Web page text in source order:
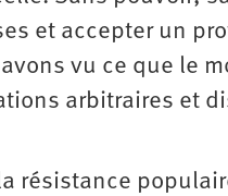
et accepter un
vu ce que le
arbitraires et
résistance